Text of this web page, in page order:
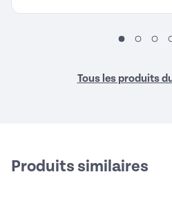
Tous les produits
Produits similaires